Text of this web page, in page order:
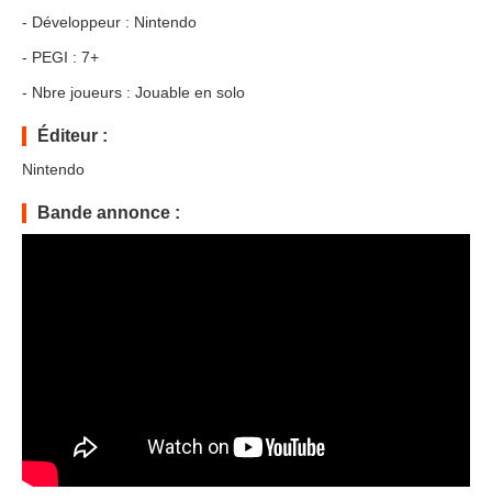
- Développeur : Nintendo
- PEGI : 7+
- Nbre joueurs : Jouable en solo
Éditeur :
Nintendo
Bande annonce :